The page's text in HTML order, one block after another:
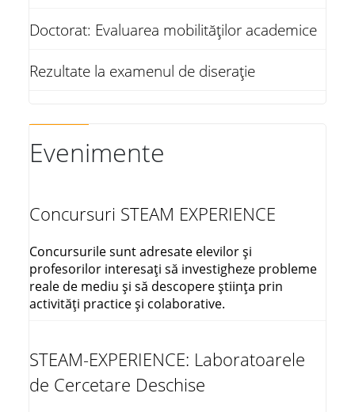
Doctorat: Evaluarea mobilităților academice
Rezultate la examenul de diserație
Evenimente
Concursuri STEAM EXPERIENCE
Concursurile sunt adresate elevilor și
profesorilor interesați să investigheze probleme
reale de mediu și să descopere știința prin
activități practice și colaborative.
STEAM-EXPERIENCE: Laboratoarele
de Cercetare Deschise